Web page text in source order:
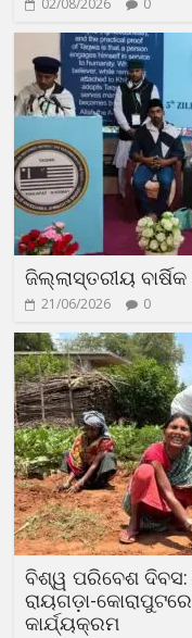
ଜିଲ୍ଲାସ୍ତରୀୟ
21/06/2026 0
ବିଶ୍ୱ ପରିବେଶ ଦିବସ:
ରାୟଗଡ଼ା-
କାର୍ଯ୍ୟକ୍ରମ